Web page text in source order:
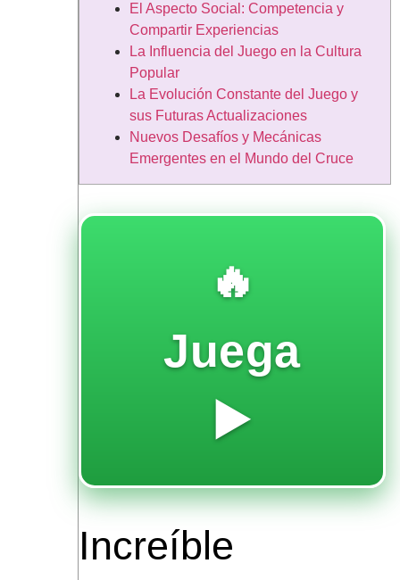
El Aspecto Social: Competencia y
Compartir Experiencias
La Influencia del Juego en la Cultura
Popular
La Evolución Constante del Juego y
sus Futuras Actualizaciones
Nuevos Desafíos y Mecánicas
Emergentes en el Mundo del Cruce
🔥
Juega
▶️
Increíble